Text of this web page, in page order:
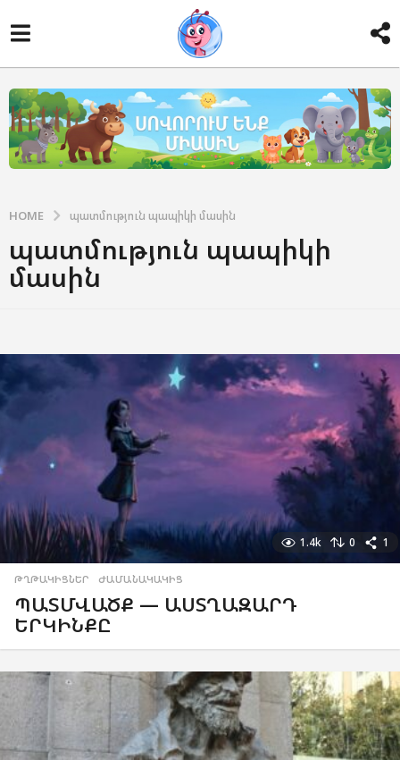
HOME պատմություն պապիկի մասին
պատմություն պապիկի
մասին
1.4k 0 1
ԹՂԹԱԿԻՑՆԵՐ ,ԺԱՄԱՆԱԿԱԿԻՑ
ՊԱՏՄՎԱԾՔ — ԱՍՏՂԱԶԱՐԴ
ԵՐԿԻՆՔԸ